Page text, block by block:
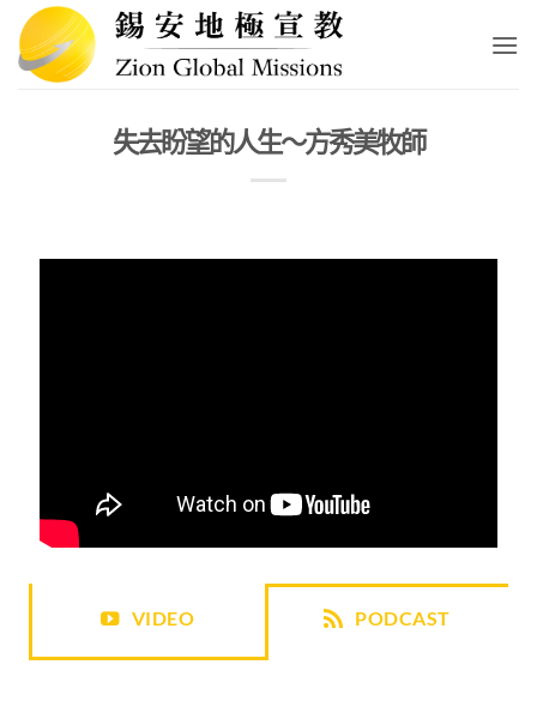
Skip
content
失去盼望的人生～方秀美牧師
VIDEO PODCAST